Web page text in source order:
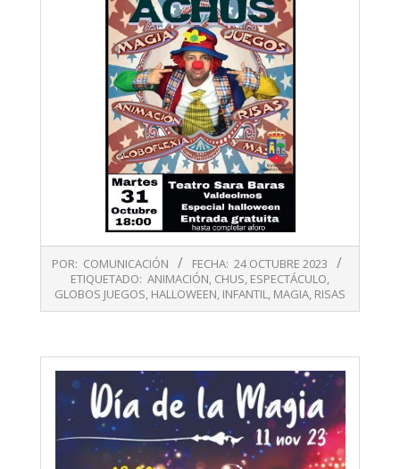
10-
24
POR: COMUNICACIÓN FECHA: 24 OCTUBRE 2023
ETIQUETADO: ANIMACIÓN, CHUS, ESPECTÁCULO,
GLOBOS JUEGOS, HALLOWEEN, INFANTIL, MAGIA, RISAS